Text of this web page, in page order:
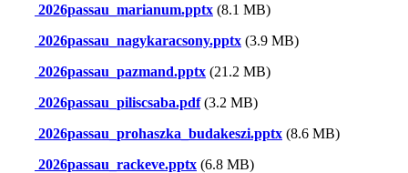
2026passau_marianum.pptx (8.1 MB)
2026passau_nagykaracsony.pptx (3.9 MB)
2026passau_pazmand.pptx (21.2 MB)
2026passau_piliscsaba.pdf(3.2 MB)
2026passau_prohaszka_budakeszi.pptx (8.6 MB)
2026passau_rackeve.pptx (6.8 MB)